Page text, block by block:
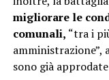
migliorare le
comunali, “tra i
amministrazione”,
sono già